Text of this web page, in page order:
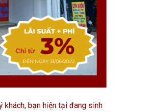
khách, bạn hiện tại đang sinh